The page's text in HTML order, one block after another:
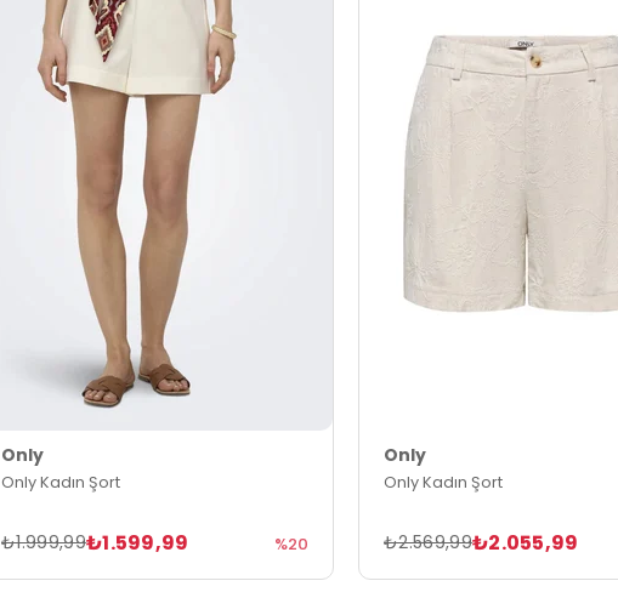
Only
Only Kadın Şort
₺1.599,99
₺1.999,99 %20
Only
Only Kadın Şort
₺2.055,99
₺2.569,99